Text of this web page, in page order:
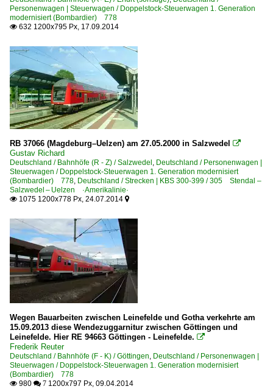
Personenwagen | Steuerwagen / Doppelstock-Steuerwagen 1. Generation
modernisiert (Bombardier) 778
 632 1200x795 Px, 17.09.2014
RB 37066 (Magdeburg–Uelzen) am 27.05.2000 in Salzwedel 
Gustav Richard
Deutschland / Bahnhöfe (R - Z) / Salzwedel , Deutschland / Personenwagen |
Steuerwagen / Doppelstock-Steuerwagen 1. Generation modernisiert
(Bombardier) 778, Deutschland / Strecken | KBS 300-399 / 305 Stendal –
Salzwedel – Uelzen ·Amerikalinie·
 1075 1200x778 Px, 24.07.2014 
Wegen Bauarbeiten zwischen Leinefelde und Gotha verkehrte am
15.09.2013 diese Wendezuggarnitur zwischen Göttingen und
Leinefelde. Hier RE 94663 Göttingen - Leinefelde. 
Frederik Reuter
Deutschland / Bahnhöfe (F - K) / Göttingen, Deutschland / Personenwagen |
Steuerwagen / Doppelstock-Steuerwagen 1. Generation modernisiert
(Bombardier) 778
 980  7 1200x797 Px, 09.04.2014